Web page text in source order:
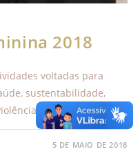
2018
voltadas para
sustentabilidade,
contra a mulher.
5 DE MAIO DE 2018